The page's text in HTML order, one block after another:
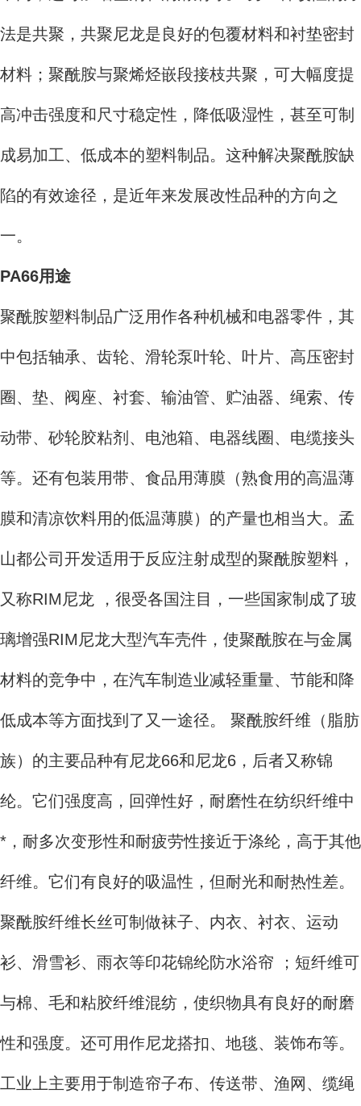
法是共聚，共聚尼龙是良好的包覆材料和衬垫密封
材料；聚酰胺与聚烯烃嵌段接枝共聚，可大幅度提
高冲击强度和尺寸稳定性，降低吸湿性，甚至可制
成易加工、低成本的塑料制品。这种解决聚酰胺缺
陷的有效途径，是近年来发展改性品种的方向之
一。
PA66用途
聚酰胺塑料制品广泛用作各种机械和电器零件，其
中包括轴承、齿轮、滑轮泵叶轮、叶片、高压密封
圈、垫、阀座、衬套、输油管、贮油器、绳索、传
动带、砂轮胶粘剂、电池箱、电器线圈、电缆接头
等。还有包装用带、食品用薄膜（熟食用的高温薄
膜和清凉饮料用的低温薄膜）的产量也相当大。孟
山都公司开发适用于反应注射成型的聚酰胺塑料，
又称RIM尼龙 ，很受各国注目，一些国家制成了玻
璃增强RIM尼龙大型汽车壳件，使聚酰胺在与金属
材料的竞争中，在汽车制造业减轻重量、节能和降
低成本等方面找到了又一途径。 聚酰胺纤维（脂肪
族）的主要品种有尼龙66和尼龙6，后者又称锦
纶。它们强度高，回弹性好，耐磨性在纺织纤维中
*，耐多次变形性和耐疲劳性接近于涤纶，高于其他
纤维。它们有良好的吸温性，但耐光和耐热性差。
聚酰胺纤维长丝可制做袜子、内衣、衬衣、运动
衫、滑雪衫、雨衣等印花锦纶防水浴帘 ；短纤维可
与棉、毛和粘胶纤维混纺，使织物具有良好的耐磨
性和强度。还可用作尼龙搭扣、地毯、装饰布等。
工业上主要用于制造帘子布、传送带、渔网、缆绳